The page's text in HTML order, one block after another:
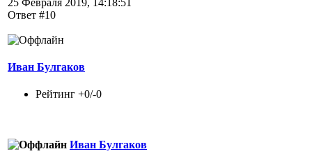
Ответ #10
Иван Булгаков
Рейтинг +0/-0
Иван Булгаков